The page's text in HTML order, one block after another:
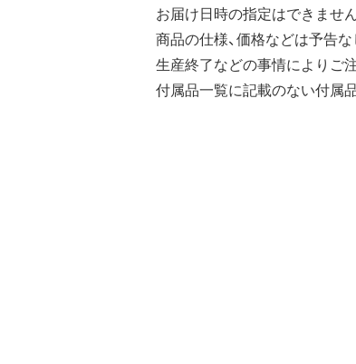
お届け日時の指定はできません
商品の仕様、価格などは予告
生産終了などの事情によりご
付属品一覧に記載のない付属